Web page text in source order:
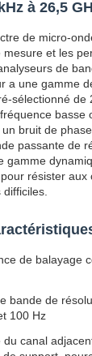
à 26,5
de micro-
et les
de
a une gamme
sélectionné
basse
bruit de
passante de
gamme
résister aux
de balayage
bande de
100 Hz
du canal